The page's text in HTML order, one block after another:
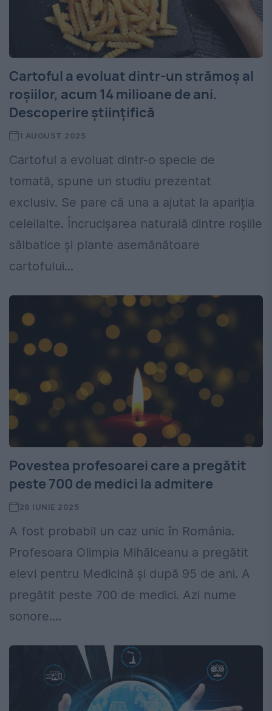
Cartoful a evoluat dintr-un strămoș al
roșiilor, acum 14 milioane de ani.
Descoperire științifică
1 AUGUST 2025
Cartoful a evoluat dintr-o specie de
tomată, spune un studiu prezentat
exclusiv. Se pare că una a ajutat la apariția
celeilalte. Încrucișarea naturală dintre roșiile
sălbatice și plante asemănătoare
cartofului...
Povestea profesoarei care a pregătit
peste 700 de medici la admitere
28 IUNIE 2025
A fost probabil un caz unic în România.
Profesoara Olimpia Mihălceanu a pregătit
elevi pentru Medicină și după 95 de ani. A
pregătit peste 700 de medici. Azi nume
sonore....